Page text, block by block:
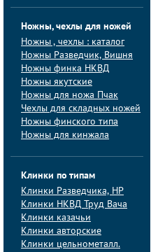
Ножны, чехлы для ножей
Ножны , чехлы : каталог
Ножны Разведчик, Вишня
Ножны финка НКВД
Ножны якутские
Ножны для ножа Пчак
Чехлы для складных ножей
Ножны финского типа
Ножны для кинжала
Клинки по типам
Клинки Pазведчика, НP
Клинки НКВД Труд Вача
Клинки казачьи
Клинки авторские
Клинки цельнометалл.